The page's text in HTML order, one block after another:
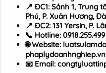
📍 ĐC1: Sảnh 1, Trung
Phú, P. Xuân Hương,
📍 ĐC2: 131 Yersin, P.
📞 Hotline:
🌐Website:
phaplydoanhnghiep.vn
📧 Email: